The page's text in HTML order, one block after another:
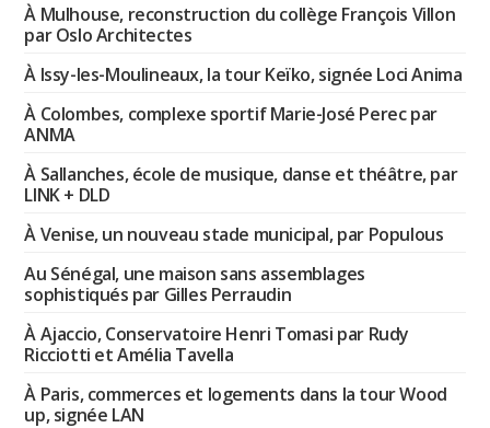
À Mulhouse, reconstruction du collège François Villon
par Oslo Architectes
À Issy-les-Moulineaux, la tour Keïko, signée Loci Anima
À Colombes, complexe sportif Marie-José Perec par
ANMA
À Sallanches, école de musique, danse et théâtre, par
LINK + DLD
À Venise, un nouveau stade municipal, par Populous
Au Sénégal, une maison sans assemblages
sophistiqués par Gilles Perraudin
À Ajaccio, Conservatoire Henri Tomasi par Rudy
Ricciotti et Amélia Tavella
À Paris, commerces et logements dans la tour Wood
up, signée LAN